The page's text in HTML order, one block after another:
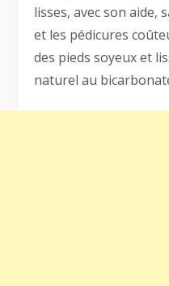
lisses, avec son aide,
et les pédicures
des pieds soyeux et
naturel au